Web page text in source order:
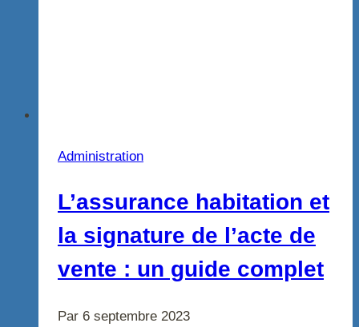
Administration
L’assurance habitation et
la signature de l’acte de
vente : un guide complet
Par 6 septembre 2023